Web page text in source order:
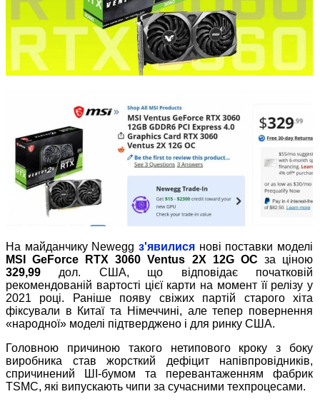
На майданчику Neweggз'явилися нові поставки моделі
MSI GeForce RTX 3060 Ventus 2X 12G OC за ціною
329,99 дол. США, що відповідає початковій
рекомендованій вартості цієї карти на момент її релізу у
2021 році. Раніше появу свіжих партій старого хіта
фіксували в Китаї та Німеччині, але тепер повернення
«народної» моделі підтверджено і для ринку США.
Головною причиною такого нетипового кроку з боку
виробника став жорсткий дефіцит напівпровідників,
спричинений ШІ-бумом та перевантаженням фабрик
TSMC, які випускають чипи за сучасними техпроцесами.